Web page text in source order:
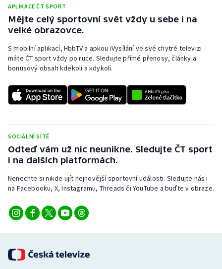
Rychlobruslení
Short track
Sportovní střelba
Triatlon
Veslování
Vodní slalom
Volejbal
Ostatní
APLIKACE ČT SPORT
Mějte celý sportovní svět vždy u sebe i na
velké obrazovce.
S mobilní aplikací, HbbTV a apkou iVysílání ve své chytré televizi
máte ČT sport vždy po ruce. Sledujte přímé přenosy, články a
bonusový obsah kdekoli a kdykoli.
SOCIÁLNÍ SÍTĚ
Odteď vám už nic neunikne. Sledujte ČT sport
i na dalších platformách.
Nenechte si nikde ujít nejnovější sportovní události. Sledujte nás i
na Facebooku, X, Instagramu, Threads či YouTube a buďte v obraze.